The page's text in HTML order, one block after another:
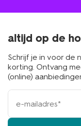
altijd op de
Schrijf je in voor de
korting. Ontvang
(online)
e-
mailadres